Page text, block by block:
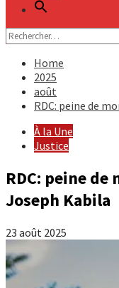
Rechercher :
Home
2025
août
RDC: peine de
À la Une
Justice
RDC: peine
Joseph Kabila
23 août 2025